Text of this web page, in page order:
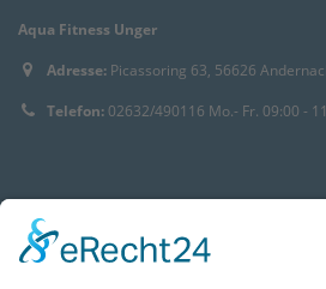
Aqua Fitness Unger
Adresse: Picassoring 63, 56626
Telefon: 02632/490116 Mo.- Fr. 09:00 -